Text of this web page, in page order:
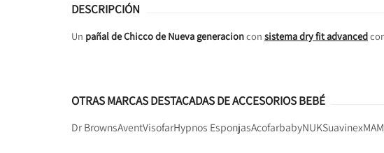
DESCRIPCIÓN
Un pañal de Chicco de Nueva generacioncon sistema dry fit advanced
OTRAS MARCAS DESTACADAS DE ACCESORIOS BEBÉ
Dr BrownsAventVisofarHypnos EsponjasAcofarbabyNUKSuavinex